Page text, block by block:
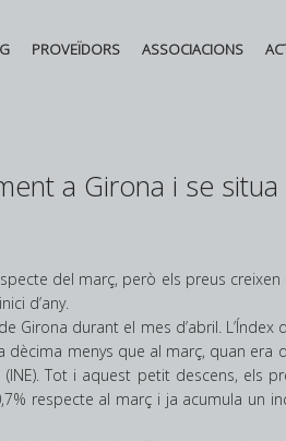
PROVEÏDORS ASSOCIACIONS
a Girona i se situa
del març, però els preus creixen
d’any.
Girona durant el mes d’abril. L’Índex
dècima menys que al març, quan era
Tot i aquest petit descens, els
respecte al març i ja acumula un
laborales
la Seguridad
10.000
primer semestre
Booking
un 8% de abril
Federació